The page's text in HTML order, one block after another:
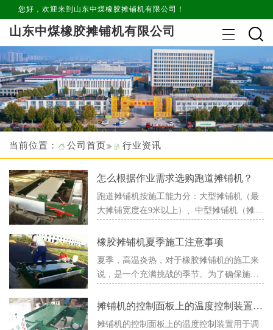
您好，欢迎来到山东中煤橡胶摊铺机有限公司！
山东中煤橡胶摊铺机有限公司
当前位置： 公司首页 行业资讯
怎么根据作业需求选购跑道摊铺机？
跑道摊铺机按施工能力分：大型摊铺机（最
大摊铺宽度在9米以上）、中型摊铺机（摊铺
4米）。按使用用途分：沥青混凝土摊铺机...
橡胶摊铺机夏季施工注意事项
夏季，高温炎热，对于橡胶摊铺机的施工来
说，是一个充满挑战的季节。为了确保施工
注意事项，希望对您有所帮助。
摊铺机的控制面板上的温度控制装置如
何使用?
摊铺机的控制面板上的温度控制装置用于调